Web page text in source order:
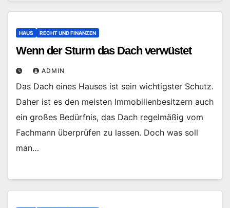
HAUS RECHT UND FINANZEN
Wenn der Sturm das Dach verwüstet
ADMIN
Das Dach eines Hauses ist sein wichtigster Schutz.
Daher ist es den meisten Immobilienbesitzern auch
ein großes Bedürfnis, das Dach regelmäßig vom
Fachmann überprüfen zu lassen. Doch was soll
man…